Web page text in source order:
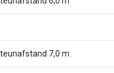
7,0 m